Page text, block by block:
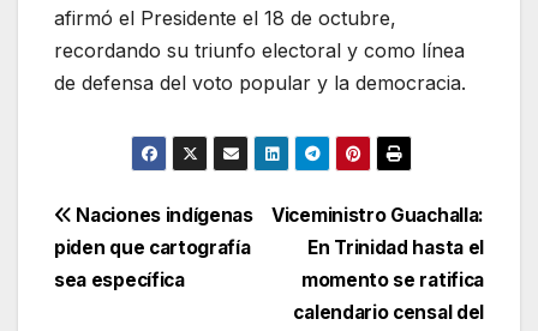
afirmó el Presidente el 18 de octubre,
recordando su triunfo electoral y como línea
de defensa del voto popular y la democracia.
Navegación
de
Viceministro Guachalla:
En Trinidad hasta el
momento se ratifica
calendario censal del
Naciones indígenas
piden que cartografía
sea específica